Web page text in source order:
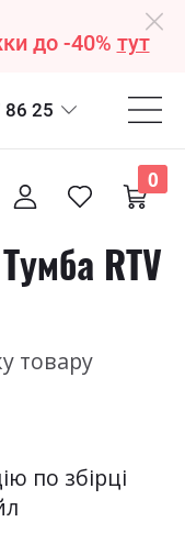
до -40% тут
86 25
0
RTV
товару
по збірці